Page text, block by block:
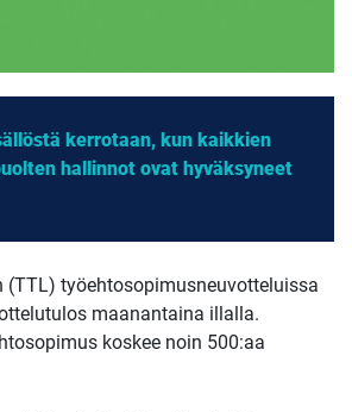
kerrotaan, kun kaikkien
hallinnot ovat hyväksyneet
(TTL) työehtosopimusneuvotteluissa
maanantaina illalla.
koskee noin 500:aa